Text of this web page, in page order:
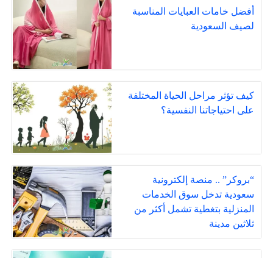
أفضل خامات العبايات المناسبة
لصيف السعودية
كيف تؤثر مراحل الحياة المختلفة
على احتياجاتنا النفسية؟
“بروكر” .. منصة إلكترونية
سعودية تدخل سوق الخدمات
المنزلية بتغطية تشمل أكثر من
ثلاثين مدينة